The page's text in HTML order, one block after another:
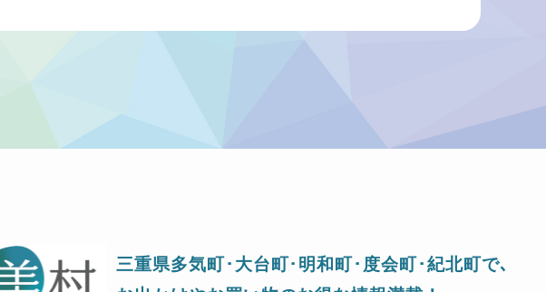
三重県多気町･大台町･明和町･度会町･紀北町で､